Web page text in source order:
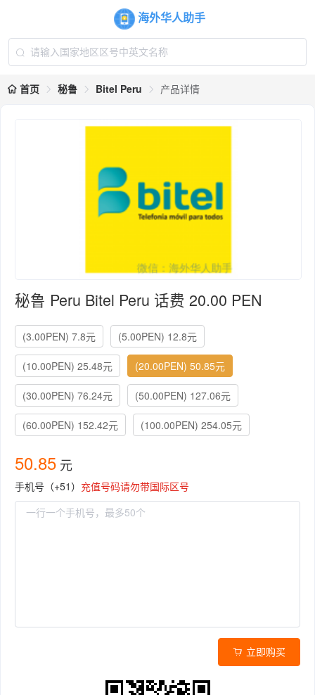
海外华人助手
首页 秘鲁 Bitel Peru 产品详情
秘鲁 Peru Bitel Peru 话费 20.00 PEN
(3.00PEN) 7.8元 (5.00PEN) 12.8元
(10.00PEN) 25.48元 (20.00PEN) 50.85元
(30.00PEN) 76.24元 (50.00PEN) 127.06元
(60.00PEN) 152.42元 (100.00PEN) 254.05元
50.85 元
手机号（+51） 充值号码请勿带国际区号
立即购买